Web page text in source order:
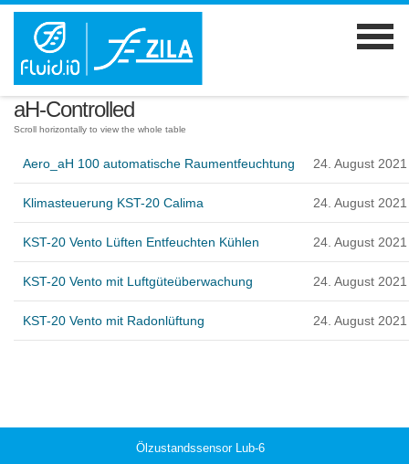
aH-Controlled
Aero_aH 100 automatische Raumentfeuchtung 24. August 2021
Klimasteuerung KST-20 Calima 24. August 2021
KST-20 Vento Lüften Entfeuchten Kühlen 24. August 2021
KST-20 Vento mit Luftgüteüberwachung 24. August 2021
KST-20 Vento mit Radonlüftung 24. August 2021
Ölzustandssensor Lub-6